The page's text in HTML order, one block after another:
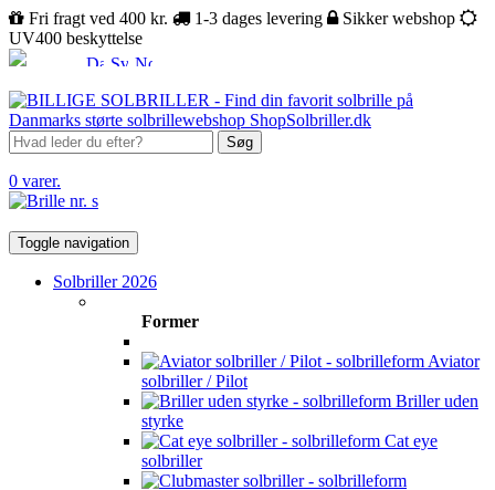
Fri fragt ved 400 kr. 1-3 dages levering
Sikker webshop
UV400 beskyttelse
Søg
0 varer.
Toggle navigation
Solbriller 2026
Former
Aviator
solbriller / Pilot
Briller uden
styrke
Cat eye
solbriller